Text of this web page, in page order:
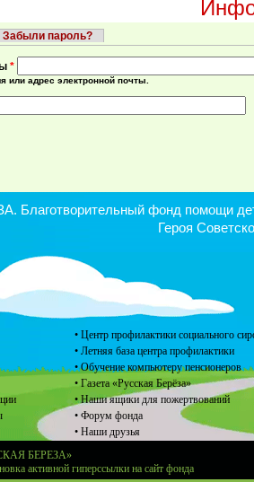
вкладка)
Забыли пароль?
*
или адрес электронной почты.
• Центр профилактики социального
• Летняя база центра профилактики
• Обучение компьютеру пенсионеров
• Газета «Русская Берёза»
• Наши ящики для пожертвований
• Форум фонда
• Наши друзья
Благотворительный фонд помощи
Героя
БЕРЕЗА»
активной гиперссылки на сайт фонда